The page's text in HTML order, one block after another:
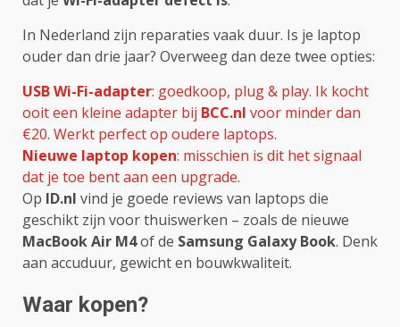
In Nederland zijn reparaties vaak duur. Is je laptop
ouder dan drie jaar? Overweeg dan deze twee opties:
USB Wi-Fi-adapter: goedkoop, plug & play. Ik kocht
ooit een kleine adapter bij BCC.nl voor minder dan
€20. Werkt perfect op oudere laptops.
Nieuwe laptop kopen: misschien is dit het signaal
dat je toe bent aan een upgrade.
Op ID.nl vind je goede reviews van laptops die
geschikt zijn voor thuiswerken – zoals de nieuwe
MacBook Air M4of de Samsung Galaxy Book. Denk
aan accuduur, gewicht en bouwkwaliteit.
Waar kopen?